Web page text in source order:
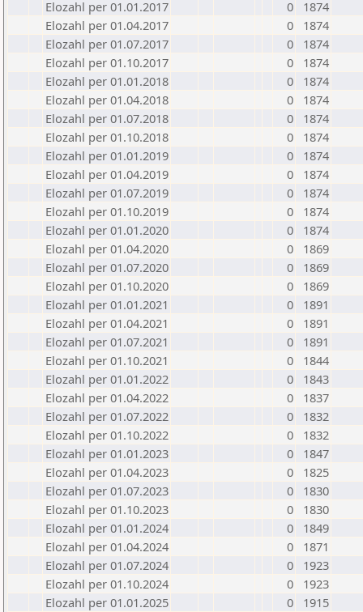
Elozahl per 01.01.2017
0
1874
Elozahl per 01.04.2017
0
1874
Elozahl per 01.07.2017
0
1874
Elozahl per 01.10.2017
0
1874
Elozahl per 01.01.2018
0
1874
Elozahl per 01.04.2018
0
1874
Elozahl per 01.07.2018
0
1874
Elozahl per 01.10.2018
0
1874
Elozahl per 01.01.2019
0
1874
Elozahl per 01.04.2019
0
1874
Elozahl per 01.07.2019
0
1874
Elozahl per 01.10.2019
0
1874
Elozahl per 01.01.2020
0
1874
Elozahl per 01.04.2020
0
1869
Elozahl per 01.07.2020
0
1869
Elozahl per 01.10.2020
0
1869
Elozahl per 01.01.2021
0
1891
Elozahl per 01.04.2021
0
1891
Elozahl per 01.07.2021
0
1891
Elozahl per 01.10.2021
0
1844
Elozahl per 01.01.2022
0
1843
Elozahl per 01.04.2022
0
1837
Elozahl per 01.07.2022
0
1832
Elozahl per 01.10.2022
0
1832
Elozahl per 01.01.2023
0
1847
Elozahl per 01.04.2023
0
1825
Elozahl per 01.07.2023
0
1830
Elozahl per 01.10.2023
0
1830
Elozahl per 01.01.2024
0
1849
Elozahl per 01.04.2024
0
1871
Elozahl per 01.07.2024
0
1923
Elozahl per 01.10.2024
0
1923
Elozahl per 01.01.2025
0
1915